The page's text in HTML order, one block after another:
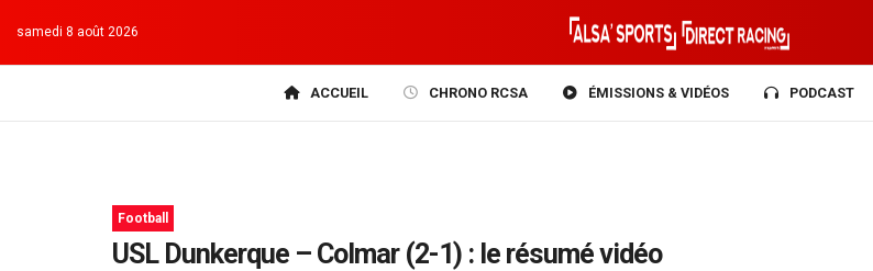
samedi 8 août 2026
ACCUEIL CHRONO RCSA ÉMISSIONS & VIDÉOS PODCAST
Football
USL Dunkerque – Colmar (2-1) : le résumé vidéo